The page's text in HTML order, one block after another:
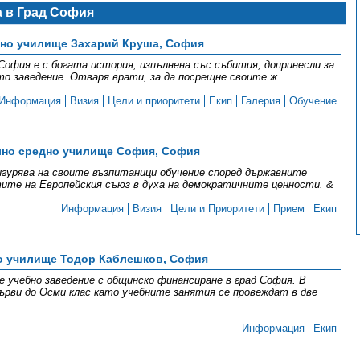
Град София
училище Захарий Круша, София
е с богата история, изпълнена със събития, допринесли за
заведение. Отваря врати, за да посрещне своите ж
Визия Цели и приоритети Екип Галерия Обучение
средно училище София, София
на своите възпитаници обучение според държавните
на Европейския съюз в духа на демократичните ценности. &
Информация
Визия Цели и Приоритети Прием Екип
училище Тодор Каблешков, София
заведение с общинско финансиране в град София. В
до Осми клас като учебните занятия се провеждат в две
Информация Екип